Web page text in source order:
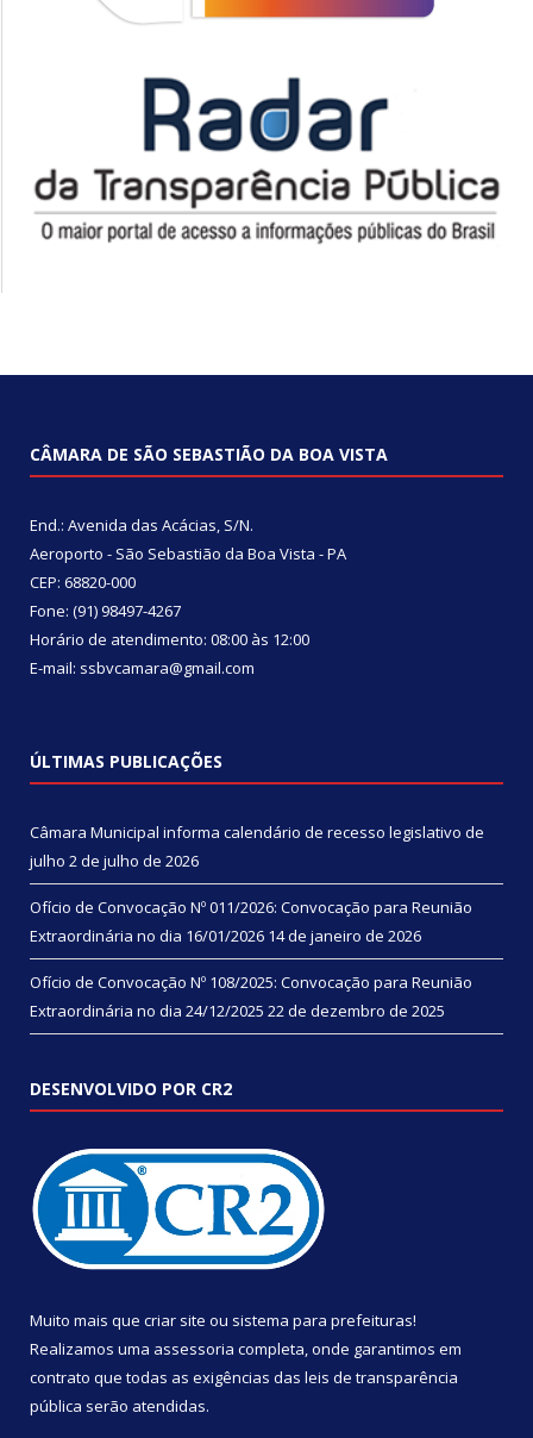
CÂMARA DE SÃO SEBASTIÃO DA BOA VISTA
End.: Avenida das Acácias, S/N.
Aeroporto - São Sebastião da Boa Vista - PA
CEP: 68820-000
Fone: (91) 98497-4267
Horário de atendimento: 08:00 às 12:00
E-mail: ssbvcamara@gmail.com
ÚLTIMAS PUBLICAÇÕES
Câmara Municipal informa calendário de recesso legislativo de
julho 2 de julho de 2026
Ofício de Convocação Nº 011/2026: Convocação para Reunião
Extraordinária no dia 16/01/2026 14 de janeiro de 2026
Ofício de Convocação Nº 108/2025: Convocação para Reunião
Extraordinária no dia 24/12/2025 22 de dezembro de 2025
DESENVOLVIDO POR CR2
Muito mais que criar site ou sistema para prefeituras!
Realizamos uma assessoria completa, onde garantimos em
contrato que todas as exigências das leis de transparência
pública serão atendidas.